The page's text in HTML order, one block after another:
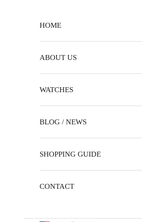
HOME
ABOUT US
WATCHES
BLOG / NEWS
SHOPPING GUIDE
CONTACT